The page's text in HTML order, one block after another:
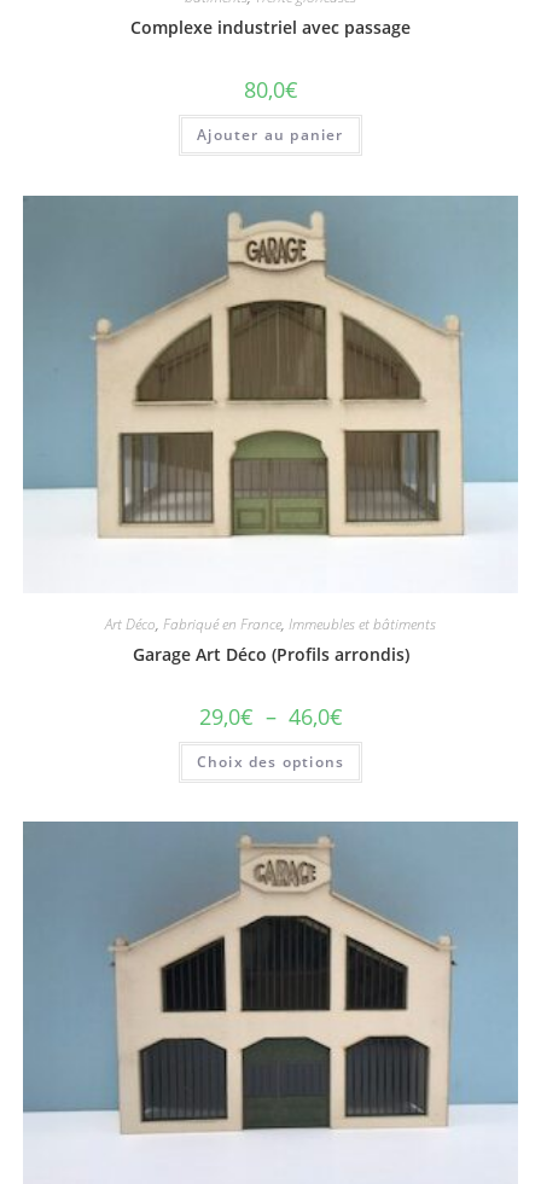
Complexe industriel avec passage
80,0€
Ajouter au panier
Art Déco, Fabriqué en France, Immeubles et bâtiments
Garage Art Déco (Profils arrondis)
29,0€ – 46,0€
Choix des options